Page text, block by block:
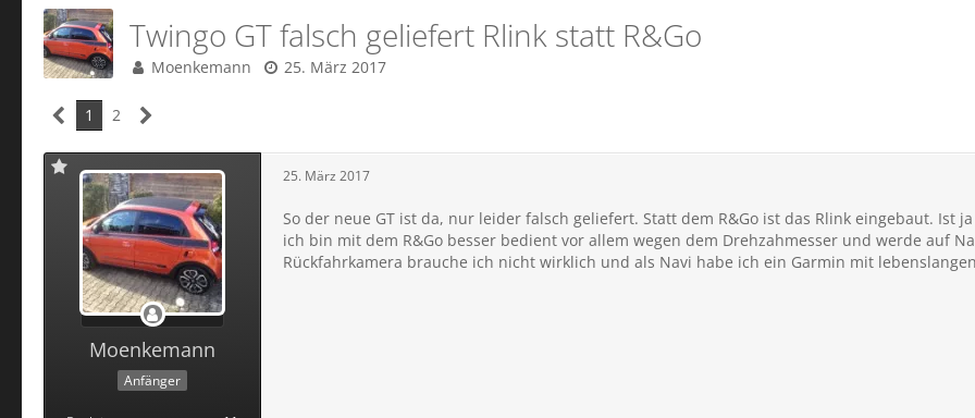
Twingo GT falsch geliefert Rlink statt R&Go
Moenkemann 25. März 2017
1 2
Moenkemann
Anfänger
25. März 2017
So der neue GT ist da, nur leider falsch geliefert. Statt dem R&Go ist das Rlink eingebaut. Ist
ich bin mit dem R&Go besser bedient vor allem wegen dem Drehzahmesser und werde auf
Rückfahrkamera brauche ich nicht wirklich und als Navi habe ich ein Garmin mit